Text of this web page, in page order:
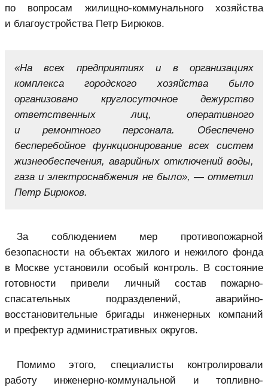
по вопросам жилищно-коммунального хозяйства
и благоустройства Петр Бирюков.
«На всех предприятиях и в организациях
комплекса городского хозяйства было
организовано круглосуточное дежурство
ответственных лиц, оперативного
и ремонтного персонала. Обеспечено
бесперебойное функционирование всех систем
жизнеобеспечения, аварийных отключений воды,
газа и электроснабжения не было», — отметил
Петр Бирюков.
За соблюдением мер противопожарной
безопасности на объектах жилого и нежилого фонда
в Москве установили особый контроль. В состояние
готовности привели личный состав пожарно-
спасательных подразделений, аварийно-
восстановительные бригады инженерных компаний
и префектур административных округов.
Помимо этого, специалисты контролировали
работу инженерно-коммунальной и топливно-